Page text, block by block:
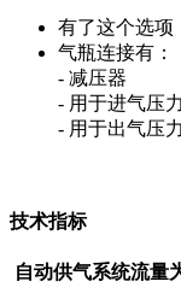
有了这个选项
气瓶连接有：
- 减压器
- 用于进气压
- 用于出气压
技术指标
自动供气系统流量